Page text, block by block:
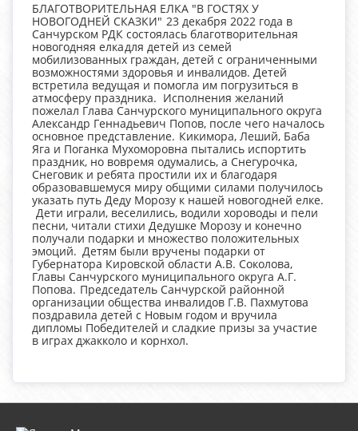
БЛАГОТВОРИТЕЛЬНАЯ ЕЛКА "В ГОСТЯХ У
НОВОГОДНЕЙ СКАЗКИ" 23 декабря 2022 года в
Санчурском РДК состоялась благотворительная
новогодняя елкадля детей из семей
мобилизованных граждан, детей с ограниченными
возможностями здоровья и инвалидов. Детей
встретила ведущая и помогла им погрузиться в
атмосферу праздника. Исполнения желаний
пожелал Глава Санчурского муниципального округа
Александр Геннадьевич Попов, после чего началось
основное представление. Кикимора, Леший, Баба
Яга и Поганка Мухоморовна пытались испортить
праздник, но вовремя одумались, а Снегурочка,
Снеговик и ребята простили их и благодаря
образовавшемуся миру общими силами получилось
указать путь Деду Морозу к нашей новогодней елке.
Дети играли, веселились, водили хороводы и пели
песни, читали стихи Дедушке Морозу и конечно
получали подарки и множество положительных
эмоций. Детям были вручены подарки от
Губернатора Кировской области А.В. Соколова,
Главы Санчурского муниципального округа А.Г.
Попова. Председатель Санчурской районной
организации общества инвалидов Г.В. Пахмутова
поздравила детей с Новым годом и вручила
дипломы Победителей и сладкие призы за участие
в играх джакколо и корнхол.